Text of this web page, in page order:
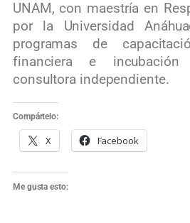
UNAM, con maestría en
por la Universidad
programas de
financiera e
consultora independiente.
Compártelo:
X Facebook
Me gusta esto: